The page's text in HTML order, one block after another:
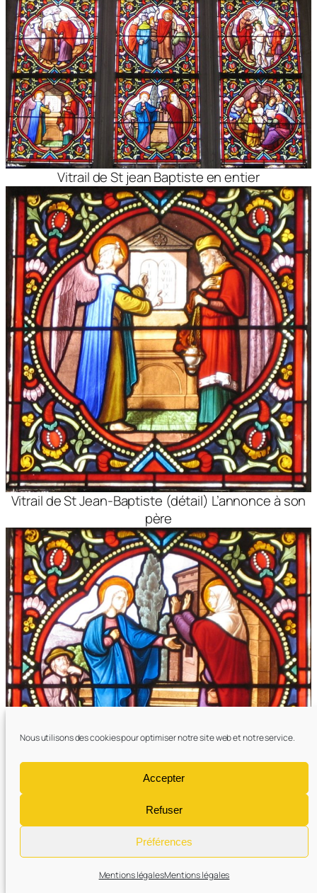
Nous utilisons des cookies pour optimiser notre site web et notre service.
Accepter
Refuser
Préférences
Mentions légalesMentions légales
Vitrail de St jean Baptiste en entier
Vitrail de St Jean-Baptiste (détail) L’annonce à son
père
Vitrail de St Jean-Baptiste (détail) La visitation